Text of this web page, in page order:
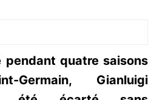
pendant quatre saisons
Gianluigi